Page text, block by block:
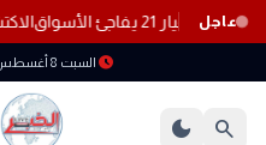
عاجل
schedule السبت 8 أغسطس 2026
search
dark_mode